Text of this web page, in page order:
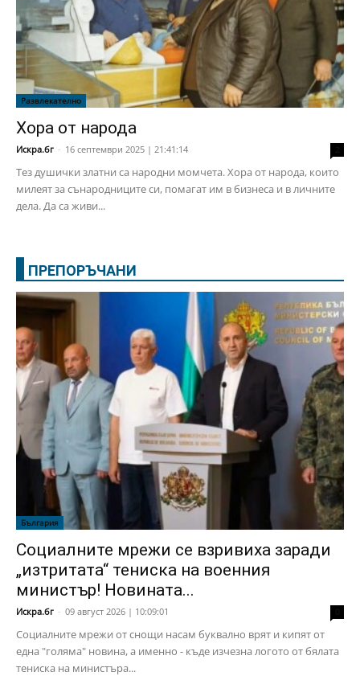
Развлекателно
Хора от народа
Искра.бг - 16 септември 2025 | 21:41:14
Тез душички златни са народни момчета. Хора от народа, които
милеят за сънародниците си, помагат им в бизнеса и в личните
дела. Да са живи...
ПРЕПОРЪЧАНИ
България
Социалните мрежи се взривиха заради
„изтритата“ тениска на военния
министър! Новината...
Искра.бг - 09 август 2026 | 10:09:01
Социалните мрежи от снощи насам буквално врят и кипят от
една "голяма" новина, а именно - къде изчезна логото от бялата
тениска на министъра...